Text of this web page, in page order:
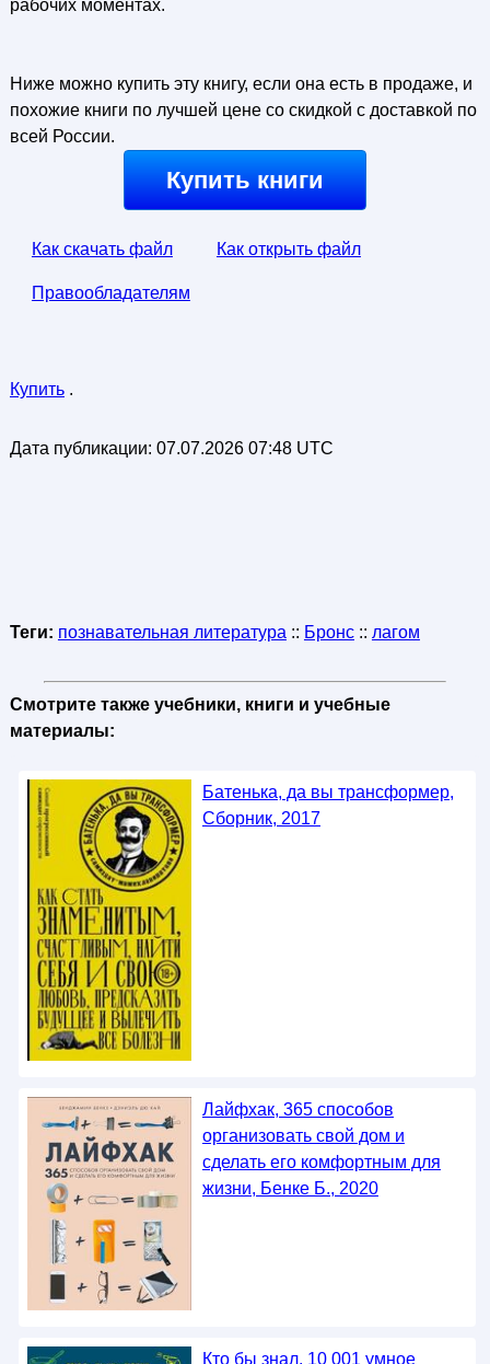
рабочих моментах.
Ниже можно купить эту книгу, если она есть в продаже, и
похожие книги по лучшей цене со скидкой с доставкой по
всей России.
Купить книги
Как скачать файл Как открыть файл
Правообладателям
Купить.
Дата публикации: 07.07.2026 07:48 UTC
Теги: познавательная литература :: Бронс:: лагом
Смотрите также учебники, книги и учебные
материалы:
Батенька, да вы трансформер,
Сборник, 2017
Лайфхак, 365 способов
организовать свой дом и
сделать его комфортным для
жизни, Бенке Б., 2020
Кто бы знал, 10 001 умное